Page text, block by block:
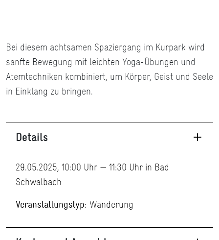
Bei diesem achtsamen Spaziergang im Kurpark wird
sanfte Bewegung mit leichten Yoga-Übungen und
Atemtechniken kombiniert, um Körper, Geist und Seele
in Einklang zu bringen.
Details
29.05.2025, 10:00 Uhr — 11:30 Uhr in Bad
Schwalbach
Veranstaltungstyp: Wanderung